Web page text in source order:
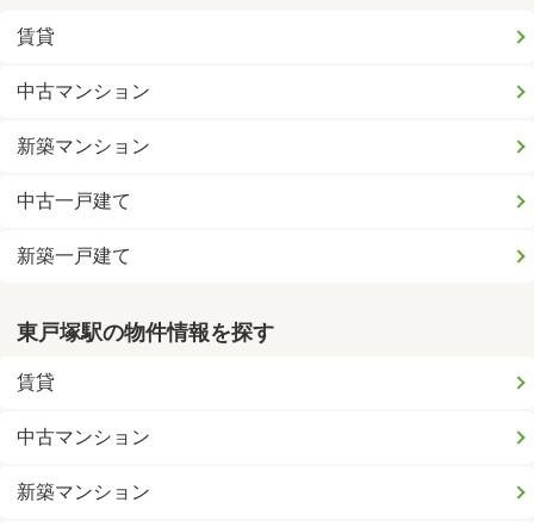
賃貸
中古マンション
新築マンション
中古一戸建て
新築一戸建て
東戸塚駅の物件情報を探す
賃貸
中古マンション
新築マンション